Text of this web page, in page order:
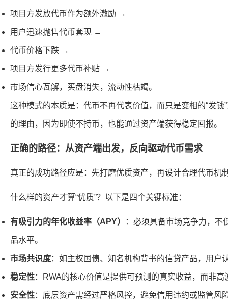
项目方发放代币作为额外激励 →
用户迅速抛售代币套现 →
代币价格下跌 →
项目方发行更多代币补贴 →
市场信心瓦解，买盘消失，流动性枯竭。
这种模式的本质是：代币不再代表价值，而只是变相的“发钱
的理由，因为即使不持币，也能通过资产端获得稳定回报。
正确的路径：从资产端出发，反向驱动代币需求
真正的成功路径应是：先打磨优质资产，再设计合理代币机
什么样的资产才算“优质”？以下是四个关键标准：
有吸引力的年化收益率（APY） ：必须具备市场竞争力，不
品水平。
市场共识度：如主权国债、知名机构背书的信贷产品，用户
稳定性：RWA的核心价值是提供可预测的真实收益，而非高
安全性：底层资产需经过严格风控，避免信用违约或监管风